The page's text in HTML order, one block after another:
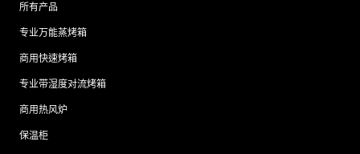
所有产品
专业万能蒸烤箱
商用快速烤箱
专业带湿度对流烤箱
商用热风炉
保温柜